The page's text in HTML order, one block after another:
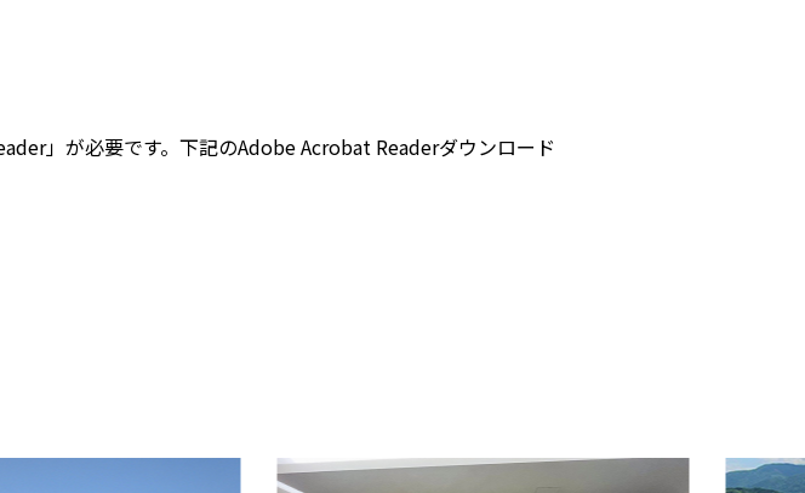
」が必要です。下記のAdobe Acrobat Readerダウンロード